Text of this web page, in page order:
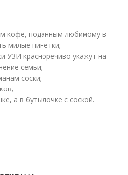
кофе, поданным любимому в
милые пинетки;
УЗИ красноречиво укажут на
семьи;
соски;
а в бутылочке с соской.